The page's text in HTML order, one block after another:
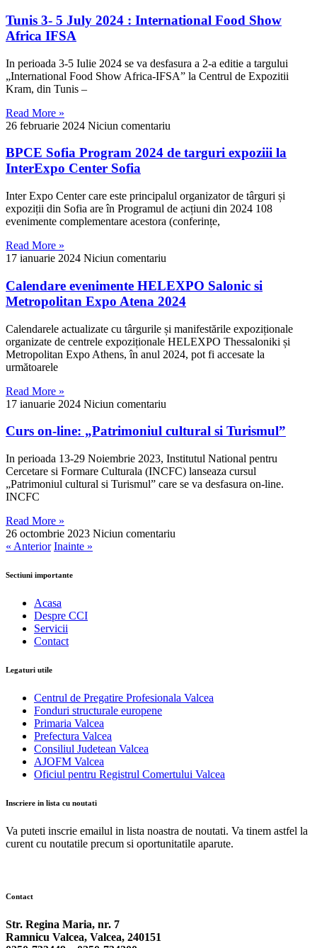
Tunis 3- 5 July 2024 : International Food Show
Africa IFSA
In perioada 3-5 Iulie 2024 se va desfasura a 2-a editie a targului
„International Food Show Africa-IFSA” la Centrul de Expozitii
Kram, din Tunis –
Read More »
26 februarie 2024 Niciun comentariu
BPCE Sofia Program 2024 de targuri expoziii la
InterExpo Center Sofia
Inter Expo Center care este principalul organizator de târguri și
expoziții din Sofia are în Programul de acțiuni din 2024 108
evenimente complementare acestora (conferințe,
Read More »
17 ianuarie 2024 Niciun comentariu
Calendare evenimente HELEXPO Salonic si
Metropolitan Expo Atena 2024
Calendarele actualizate cu târgurile și manifestările expoziționale
organizate de centrele expoziționale HELEXPO Thessaloniki și
Metropolitan Expo Athens, în anul 2024, pot fi accesate la
următoarele
Read More »
17 ianuarie 2024 Niciun comentariu
Curs on-line: „Patrimoniul cultural si Turismul”
In perioada 13-29 Noiembrie 2023, Institutul National pentru
Cercetare si Formare Culturala (INCFC) lanseaza cursul
„Patrimoniul cultural si Turismul” care se va desfasura on-line.
INCFC
Read More »
26 octombrie 2023 Niciun comentariu
« Anterior Inainte »
Sectiuni importante
Acasa
Despre CCI
Servicii
Contact
Legaturi utile
Centrul de Pregatire Profesionala Valcea
Fonduri structurale europene
Primaria Valcea
Prefectura Valcea
Consiliul Judetean Valcea
AJOFM Valcea
Oficiul pentru Registrul Comertului Valcea
Inscriere in lista cu noutati
Va puteti inscrie emailul in lista noastra de noutati. Va tinem astfel la
curent cu noutatile precum si oportunitatile aparute.
Contact
Str. Regina Maria, nr. 7
Ramnicu Valcea, Valcea, 240151